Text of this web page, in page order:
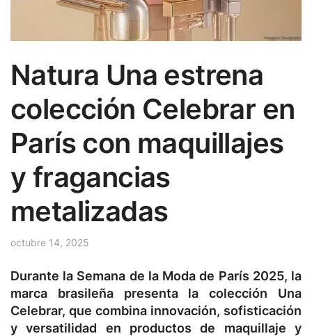
Natura Una estrena
colección Celebrar en
París con maquillajes
y fragancias
metalizadas
octubre 14, 2025
Durante la Semana de la Moda de París 2025, la
marca brasileña presenta la colección Una
Celebrar, que combina innovación, sofisticación
y versatilidad en productos de maquillaje y